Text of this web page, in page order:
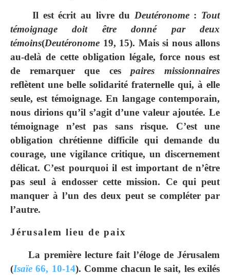
Il est écrit au livre du Deutéronome: Tout
témoignage doit être donné par deux
témoins(Deutéronome 19, 15). Mais si nous allons
au-delà de cette obligation légale, force nous est
de remarquer que cespaires
missionnaires
reflètent une belle solidarité fraternelle qui, à elle
seule, est témoignage. En langage contemporain,
nous dirions qu’il s’agit d’une valeur ajoutée. Le
témoignage n’est pas sans risque. C’est une
obligation chrétienne difficile qui demande du
courage, une vigilance critique, un discernement
délicat. C’est pourquoi il est important de n’être
pas seul à endosser cette mission. Ce qui peut
manquer à l’un des deux peut se compléter par
l’autre.
Jérusalem lieu de paix
La première lecture fait l’éloge de Jérusalem
(Isaïe 66, 10-14). Comme chacun le sait, les exilés